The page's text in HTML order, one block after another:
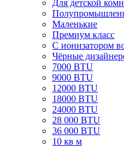
Для детской
Маленькие
Премиум класс
C ионизатором
Чёрные
7000 BTU
9000 BTU
12000 BTU
18000 BTU
24000 BTU
28 000 BTU
36 000 BTU
10 кв м